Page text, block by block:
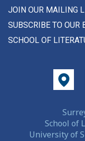
силой
JOIN OUR MAILING
SUBSCRIBE TO OUR
SCHOOL OF
School of
University of